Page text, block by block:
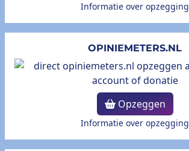
Informatie over opzegging
OPINIEMETERS.NL
Opzeggen
Informatie over opzegging